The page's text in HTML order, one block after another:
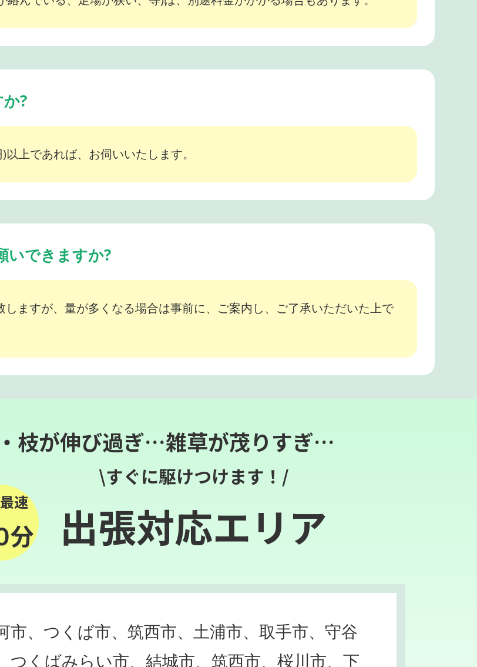
?
上であれば、お伺いいたします。
いできますか?
ますが、量が多くなる場合は事前に、ご案内し、ご了承いただいた上で
枝が伸び過ぎ…雑草が茂りすぎ…
速
分
\すぐに駆けつけます！/
出張対応エリア
市、つくば市、筑西市、土浦市、取手市、守谷
つくばみらい市、結城市、筑西市、桜川市、下